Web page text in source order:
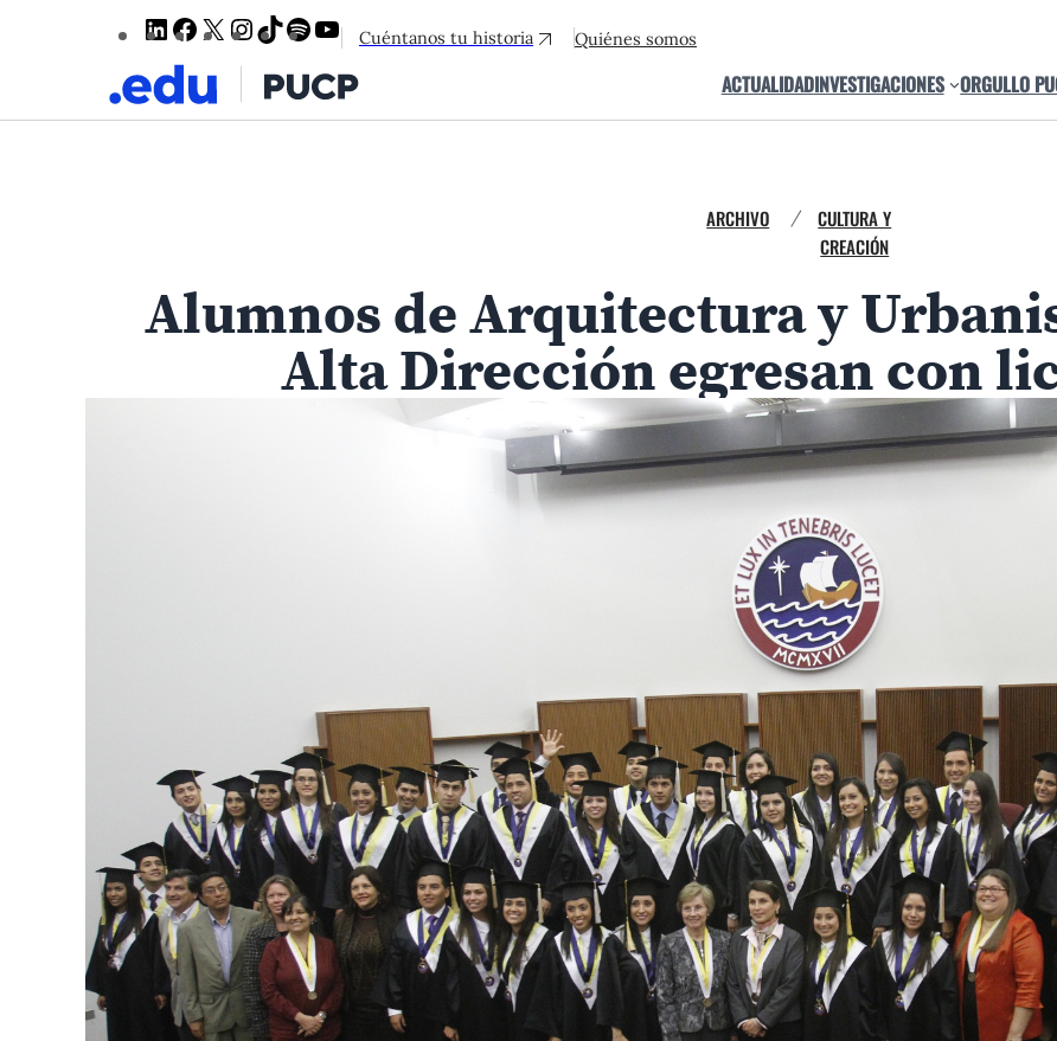
LinkedIn
Facebook
X Instagram
TikTok
Spotify
YouTube
Cuéntanos tu historia Quiénes somos
ACTUALIDADINVESTIGACIONES ORGULLO
ARCHIVO /
CULTURA Y
CREACIÓN
Alumnos de Arquitectura y
Alta Dirección egresan con